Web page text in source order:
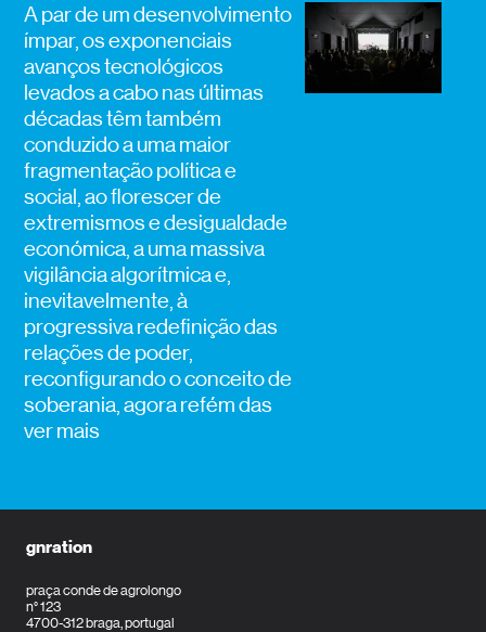
A par de um desenvolvimento
ímpar, os exponenciais
avanços tecnológicos
levados a cabo nas últimas
décadas têm também
conduzido a uma maior
fragmentação política e
social, ao florescer de
extremismos e desigualdade
económica, a uma massiva
vigilância algorítmica e,
inevitavelmente, à
progressiva redefinição das
relações de poder,
reconfigurando o conceito de
soberania, agora refém das
ver mais
gnration
praça conde de agrolongo
n° 123
4700-312 braga, portugal